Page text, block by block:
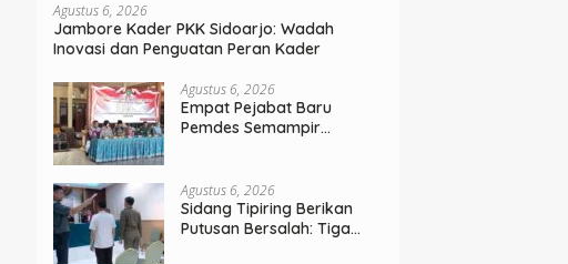
Agustus 6, 2026
Jambore Kader PKK Sidoarjo: Wadah
Inovasi dan Penguatan Peran Kader
Agustus 6, 2026
Empat Pejabat Baru
Pemdes Semampir
Agustus 6, 2026
Sidang Tipiring Berikan
Putusan Bersalah: Tiga